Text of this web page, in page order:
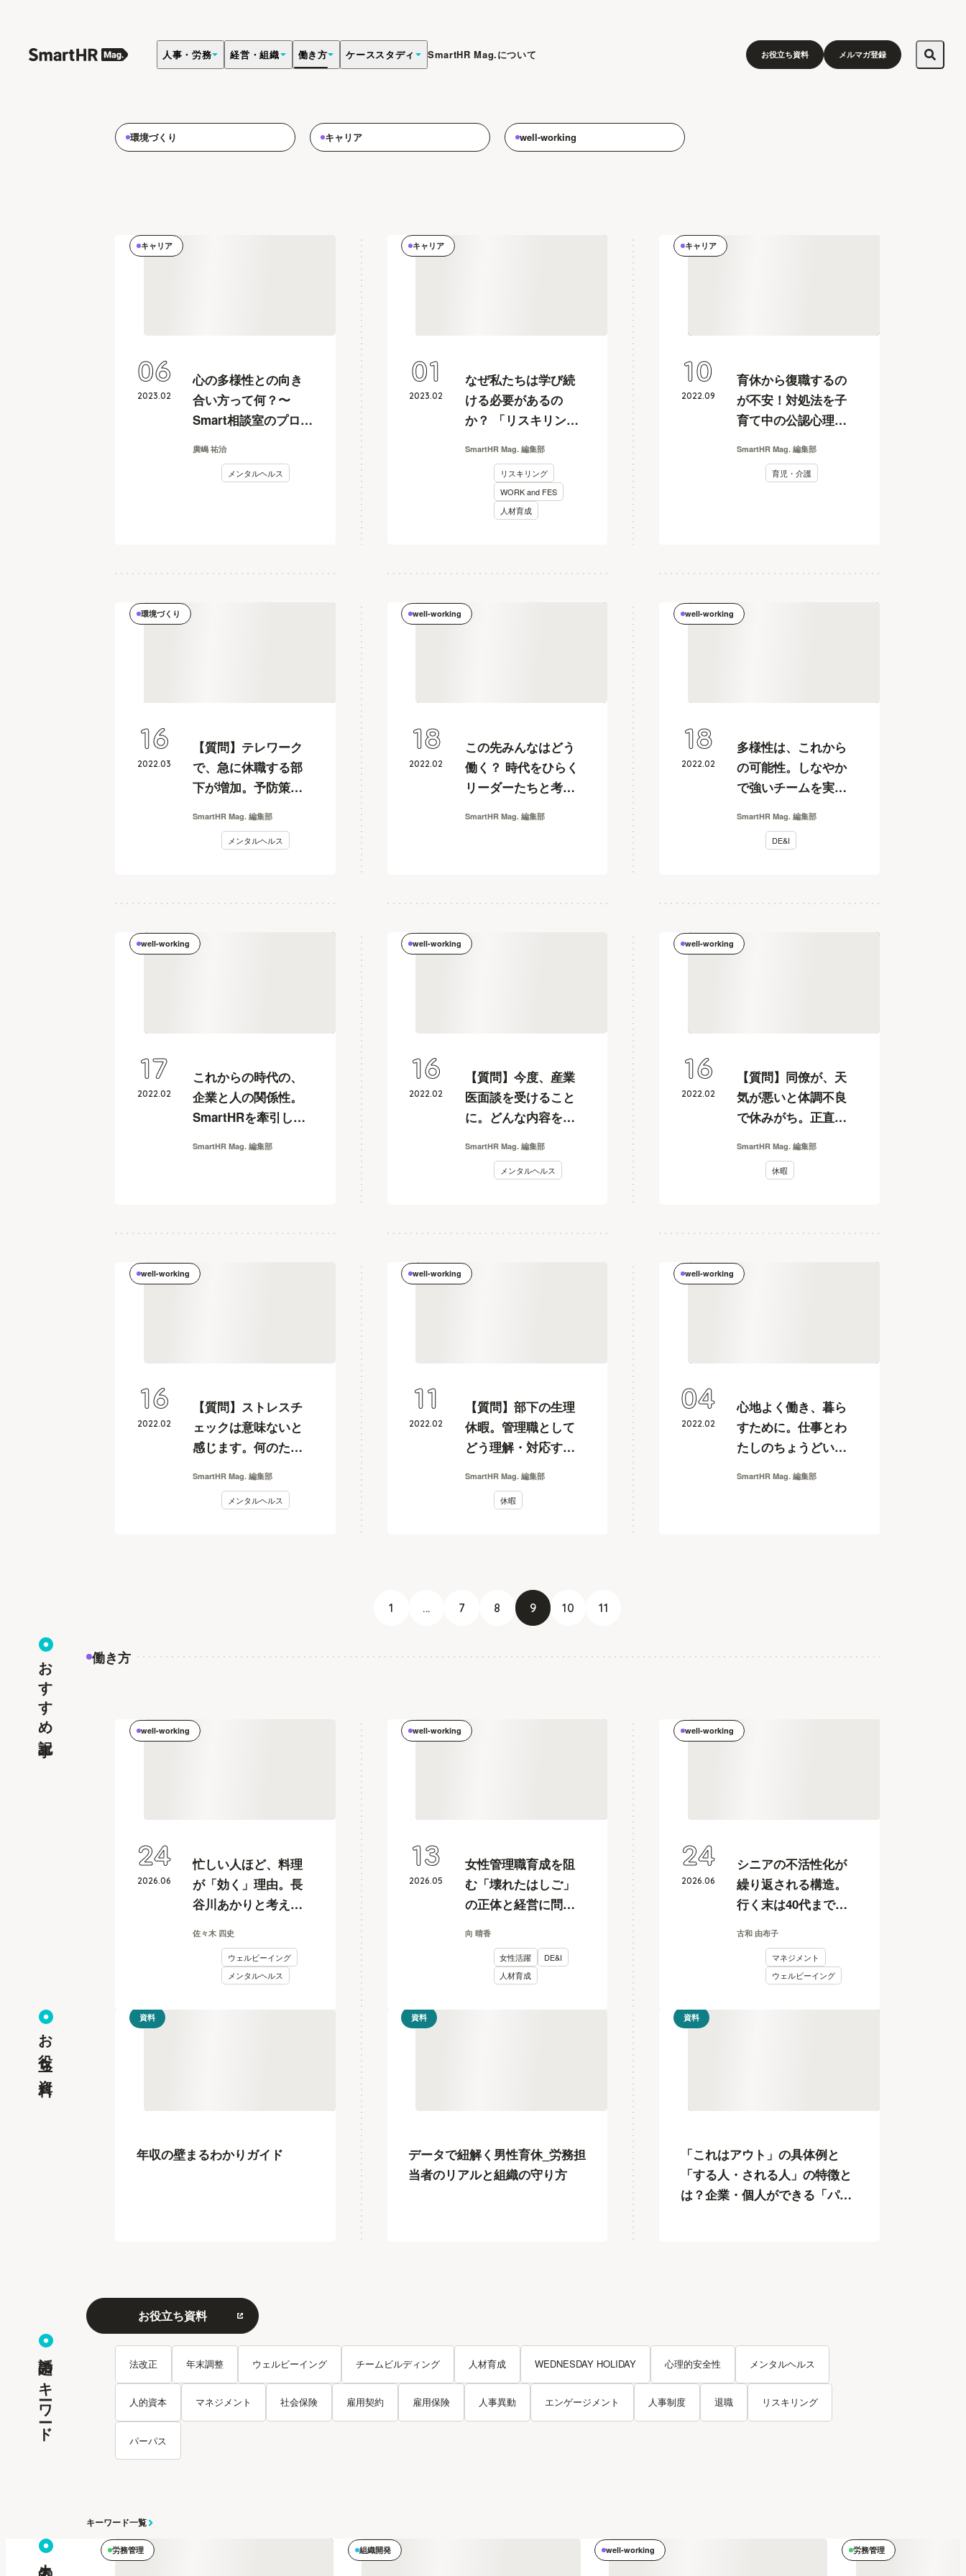
人事・労務 経営・組織 働き方 ケーススタディ SmartHR Mag.について お役立ち資料 メルマガ登録
環境づくり キャリア well-working
キャリア
心の多様性との向き
合い方って何？〜
Smart相談室のプロコ
ょっと変わったセッ
ション#1〜
廣嶋 祐治
メンタルヘルス
2023.02
06
キャリア
なぜ私たちは学び続
ける必要があるの
か？ 「リスキリン
わされないために
【WORKandFES2022
レポート】
SmartHR Mag. 編集部
リスキリング
WORK and FES
人材育成
2023.02
01
キャリア
育休から復職するの
が不安！対処法を子
育て中の公認心理師
SmartHR Mag. 編集部
育児・介護
2022.09
10
環境づくり
【質問】テレワーク
で、急に休職する部
下が増加。予防策は
SmartHR Mag. 編集部
メンタルヘルス
2022.03
16
well-working
この先みんなはどう
働く？ 時代をひらく
リーダーたちと考え
SmartHR Mag. 編集部
2022.02
18
well-working
多様性は、これから
の可能性。しなやか
で強いチームを実現
【WORK and FES
2021】
SmartHR Mag. 編集部
DE&I
2022.02
18
well-working
これからの時代の、
企業と人の関係性。
SmartHRを牽引して
SmartHR Mag. 編集部
2022.02
17
well-working
【質問】今度、産業
医面談を受けること
に。どんな内容を話
SmartHR Mag. 編集部
メンタルヘルス
2022.02
16
well-working
【質問】同僚が、天
気が悪いと体調不良
で休みがち。正直受
SmartHR Mag. 編集部
休暇
2022.02
16
well-working
【質問】ストレスチ
ェックは意味ないと
感じます。何のため
SmartHR Mag. 編集部
メンタルヘルス
2022.02
16
well-working
【質問】部下の生理
休暇。管理職として
どう理解・対応すれ
SmartHR Mag. 編集部
休暇
2022.02
11
well-working
心地よく働き、暮ら
すために。仕事とわ
たしのちょうどいい
SmartHR Mag. 編集部
2022.02
04
1 ... 7 8 9 10 11
おすすめ記事 働き方
well-working
忙しい人ほど、料理
が「効く」理由。長
谷川あかりと考え
ケア論
佐々木 四史
ウェルビーイング
メンタルヘルス
2026.06
24
well-working
女性管理職育成を阻
む「壊れたはしご」
の正体と経営に問わ
向 晴香
女性活躍
DE&I
人材育成
2026.05
13
well-working
シニアの不活性化が
繰り返される構造。
行く末は40代までに
古和 由布子
マネジメント
ウェルビーイング
2026.06
24
お役立ち資料
資料
年収の壁まるわかりガイド
資料
データで紐解く男性育休_労務担
当者のリアルと組織の守り方
資料
「これはアウト」の具体例と
「する人・される人」の特徴と
は？企業・個人ができる「パワ
お役立ち資料
話題のキーワード 法改正 年末調整 ウェルビーイング チームビルディング 人材育成 WEDNESDAY HOLIDAY 心理的安全性 メンタルヘルス
人的資本 マネジメント 社会保険 雇用契約 雇用保険 人事異動 エンゲージメント 人事制度 退職 リスキリング
パーパス
キーワード一覧
人気の記事
労務管理 組織開発 well-working 労務管理